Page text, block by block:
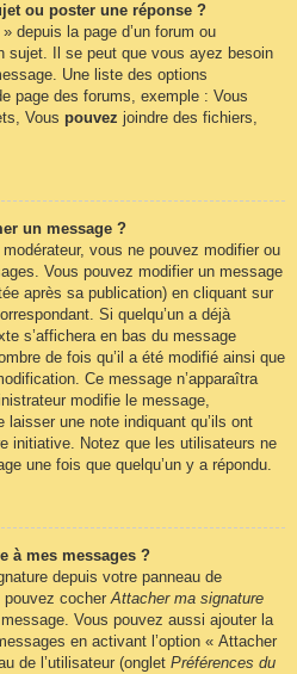
ou poster une réponse ?
depuis la page d’un forum ou
sujet. Il se peut que vous ayez besoin
Une liste des options
page des forums, exemple : Vous
Vous pouvez joindre des fichiers,
un message ?
vous ne pouvez modifier ou
Vous pouvez modifier un message
après sa publication) en cliquant sur
Si quelqu’un a déjà
s’affichera en bas du message
de fois qu’il a été modifié ainsi que
Ce message n’apparaîtra
modifie le message,
une note indiquant qu’ils ont
initiative. Notez que les utilisateurs ne
une fois que quelqu’un y a répondu.
à mes messages ?
depuis votre panneau de
pouvez cocherAttacher ma signature
Vous pouvez aussi ajouter la
en activant l’option « Attacher
de l’utilisateur (onglet Préférences du